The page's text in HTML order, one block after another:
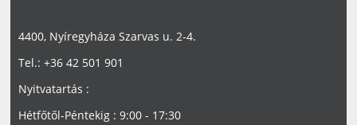
4400, Nyíregyháza Szarvas u. 2-4.
Tel.: +36 42 501 901
Nyitvatartás :
Hétfőtől-Péntekig : 9:00 - 17:30